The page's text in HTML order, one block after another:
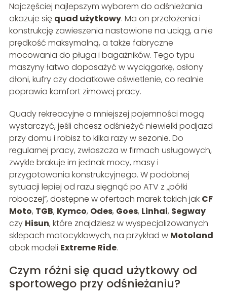
Najczęściej najlepszym wyborem do odśnieżania
okazuje się quad użytkowy. Ma on przełożenia i
konstrukcję zawieszenia nastawione na uciąg, a nie
prędkość maksymalną, a także fabryczne
mocowania do pługa i bagażników. Tego typu
maszyny łatwo doposażyć w wyciągarkę, osłony
dłoni, kufry czy dodatkowe oświetlenie, co realnie
poprawia komfort zimowej pracy.
Quady rekreacyjne o mniejszej pojemności mogą
wystarczyć, jeśli chcesz odśnieżyć niewielki podjazd
przy domu i robisz to kilka razy w sezonie. Do
regularnej pracy, zwłaszcza w firmach usługowych,
zwykle brakuje im jednak mocy, masy i
przygotowania konstrukcyjnego. W podobnej
sytuacji lepiej od razu sięgnąć po ATV z „półki
roboczej”, dostępne w ofertach marek takich jak CF
Moto, TGB, Kymco, Odes, Goes, Linhai, Segway
czy Hisun, które znajdziesz w wyspecjalizowanych
sklepach motocyklowych, na przykład w Motoland
obok modeli Extreme Ride.
Czym różni się quad użytkowy od
sportowego przy odśnieżaniu?